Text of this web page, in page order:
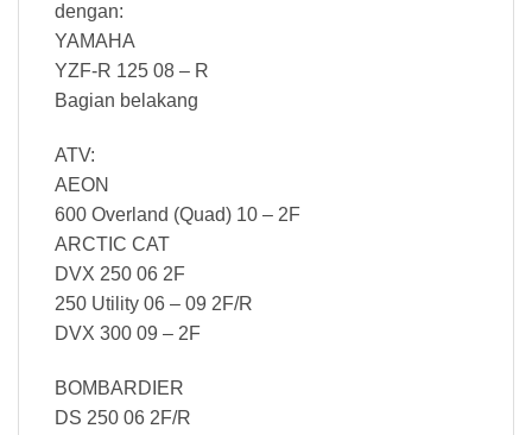
dengan:
YAMAHA
YZF-R 125 08 – R
Bagian belakang
ATV:
AEON
600 Overland (Quad) 10 – 2F
ARCTIC CAT
DVX 250 06 2F
250 Utility 06 – 09 2F/R
DVX 300 09 – 2F
BOMBARDIER
DS 250 06 2F/R